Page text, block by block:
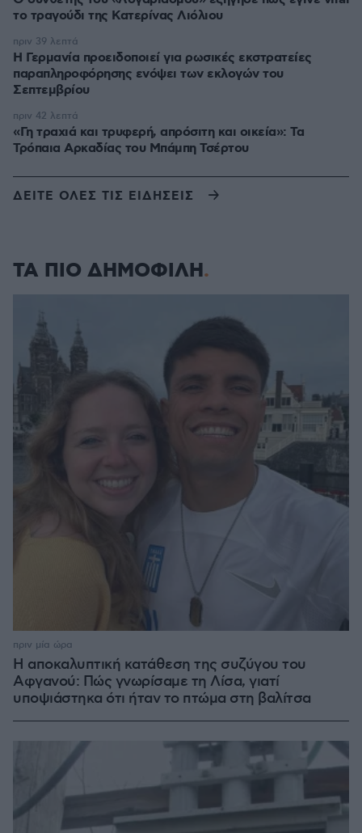
το τραγούδι της Κατερίνας Λιόλιου
Η Γερμανία προειδοποιεί για ρωσικές εκστρατείες
παραπληροφόρησης ενόψει των εκλογών του
Σεπτεμβρίου
πριν 39 λεπτά
«Γη τραχιά και τρυφερή, απρόσιτη και οικεία»: Τα
Τρόπαια Αρκαδίας του Μπάμπη Τσέρτου
πριν 42 λεπτά
ΔΕΙΤΕ ΟΛΕΣ ΤΙΣ ΕΙΔΗΣΕΙΣ
ΤΑ ΠΙΟ ΔΗΜΟΦΙΛΗ
Η αποκαλυπτική κατάθεση της συζύγου του
Αφγανού: Πώς γνωρίσαμε τη Λίσα, γιατί
υποψιάστηκα ότι ήταν το πτώμα στη βαλίτσα
πριν μία ώρα